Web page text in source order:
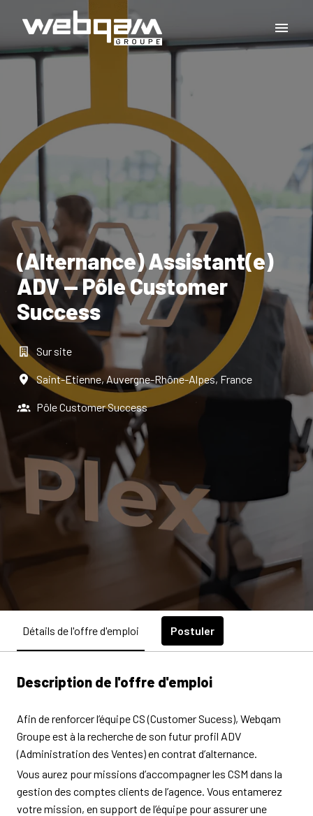
Page d'accueil
(Alternance) Assistant(e)
ADV — Pôle Customer
Success
Sur site
Saint-Etienne,Auvergne-Rhône-Alpes, France
Pôle Customer Success
Détails de l'offre d'emploi Postuler
Description de l'offre d'emploi
Afin de renforcer l’équipe CS (Customer Sucess), Webqam
Groupe est à la recherche de son futur profil ADV
(Administration des Ventes) en contrat d’alternance.
Vous aurez pour missions d’accompagner les CSM dans la
gestion des comptes clients de l’agence. Vous entamerez
votre mission, en support de l’équipe pour assurer une